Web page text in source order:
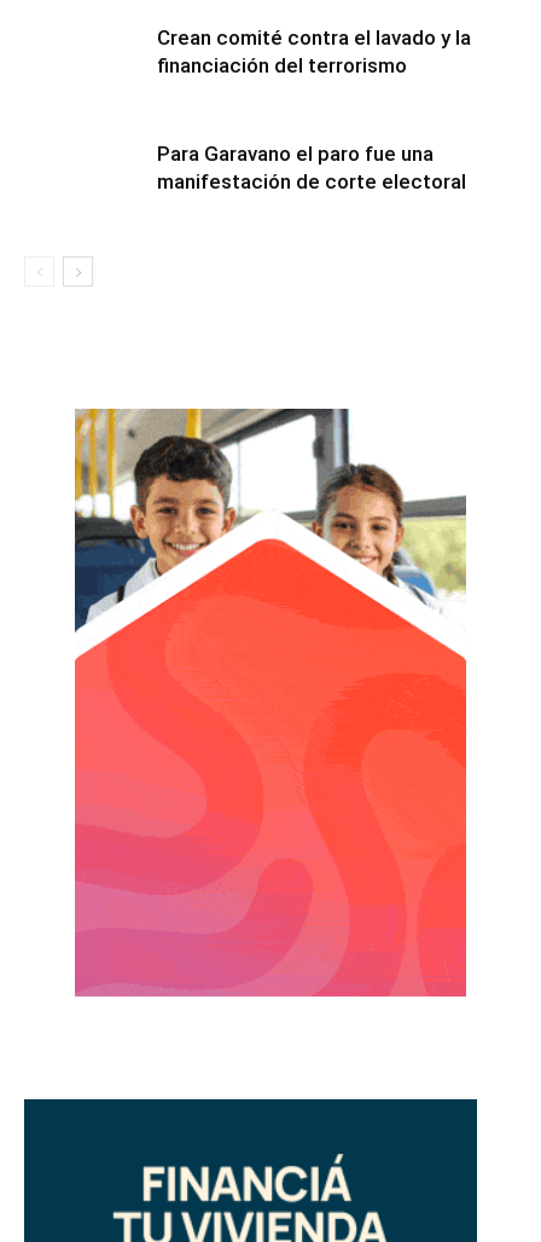
Crean comité contra el lavado y la
financiación del terrorismo
Para Garavano el paro fue una
manifestación de corte electoral